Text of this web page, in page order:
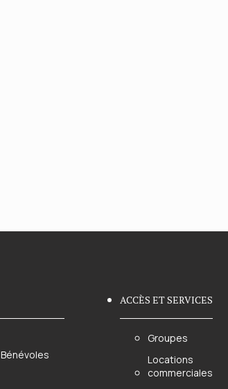
Bénévoles
ACCÈS ET SERVICES
Groupes
Locations
commerciales